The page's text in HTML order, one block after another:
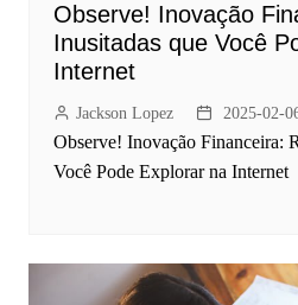
Observe! Inovação
Inusitadas que Você
Internet
Jackson Lopez 2025-02-
Observe! Inovação Financeira:
Você Pode Explorar na Internet